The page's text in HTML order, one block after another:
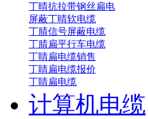
丁晴抗拉带钢丝扁电
屏蔽丁晴软电缆
丁腈信号屏蔽电缆
丁腈扁平行车电缆
丁睛扁电缆销售
丁睛扁电缆报价
丁睛扁电缆
计算机电缆